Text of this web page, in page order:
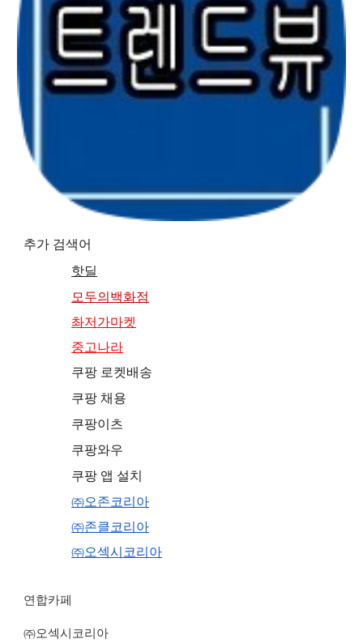
추가 검색어
핫딜
모두의백화점
촤저가마켓
중고나라
쿠팡 로켓배송
쿠팡 채용
쿠팡이츠
쿠팡와우
쿠팡 앱 설치
㈜오존코리아
㈜존클코리아
㈜오섹시코리아
연합카페
㈜오섹시코리아